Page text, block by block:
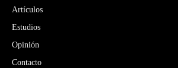
Artículos
Estudios
Opinión
Contacto